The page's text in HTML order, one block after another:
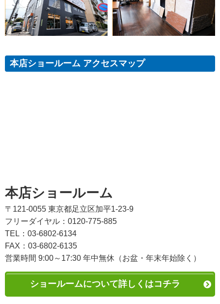
本店ショールーム アクセスマップ
本店ショールーム
〒121-0055 東京都足立区加平1-23-9
フリーダイヤル：0120-775-885
TEL：03-6802-6134
FAX：03-6802-6135
営業時間 9:00～17:30 年中無休（お盆・年末年始除く）
ショールームについて詳しくはコチラ